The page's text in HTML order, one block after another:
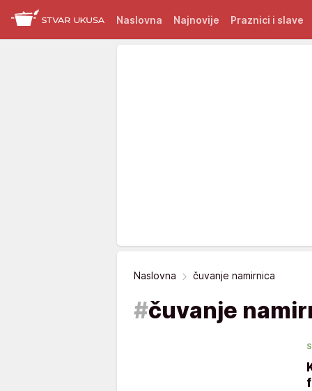
Naslovna Najnovije Praznici i slave
Naslovna čuvanje namirnica
#čuvanje